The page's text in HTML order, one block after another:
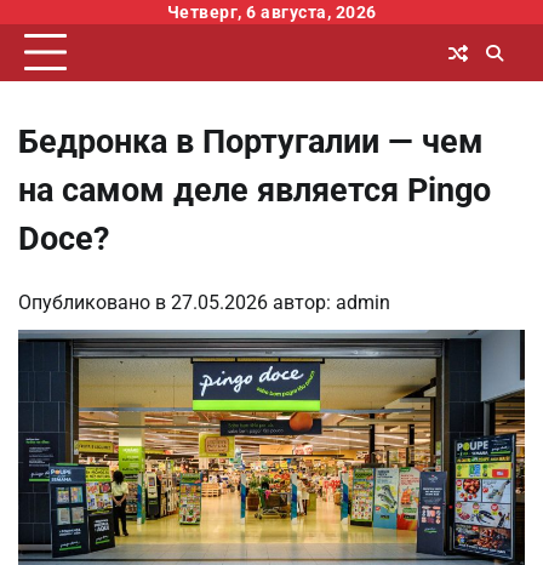
содержимому
Четверг, 6 августа, 2026
Бедронка в Португалии — чем
на самом деле является Pingo
Doce?
Опубликовано в 27.05.2026 автор: admin